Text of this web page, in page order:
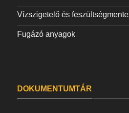
Vízszigetelő és
Fugázó anyagok
DOKUMENTUMTÁR